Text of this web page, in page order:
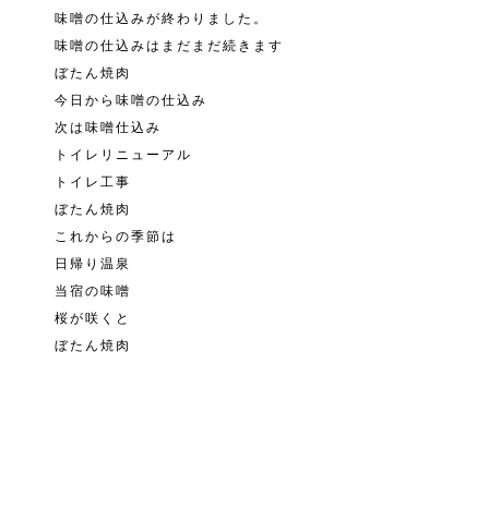
味噌の仕込みが終わりました。
味噌の仕込みはまだまだ続きます
ぼたん焼肉
今日から味噌の仕込み
次は味噌仕込み
トイレリニューアル
トイレ工事
ぼたん焼肉
これからの季節は
日帰り温泉
当宿の味噌
桜が咲くと
ぼたん焼肉